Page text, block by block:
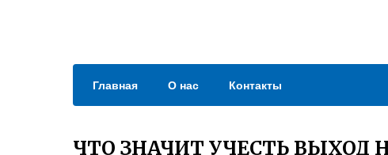
Главная О нас Контакты
ЧТО ЗНАЧИТ УЧЕСТЬ ВЫХОД